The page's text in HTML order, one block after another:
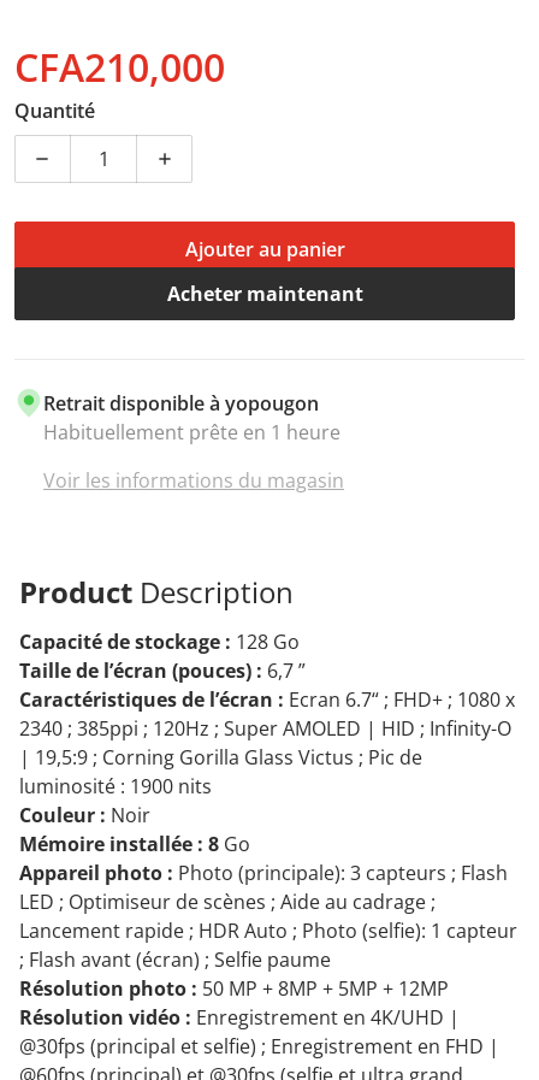
CFA210,000
Quantité
Diminuer la quantité pour Samsung Galaxy A56 –
Augmenter la quantité pour Samsung
Ajouter au panier
Acheter maintenant
Retrait disponible à yopougon
Habituellement prête en 1 heure
Voir les informations du magasin
Product Description
Capacité de stockage : 128 Go
Taille de l’écran (pouces) : 6,7 ”
Caractéristiques de l’écran : Ecran 6.7“ ; FHD+ ; 1080 x
2340 ; 385ppi ; 120Hz ; Super AMOLED | HID ; Infinity-O
| 19,5:9 ; Corning Gorilla Glass Victus ; Pic de
luminosité : 1900 nits
Couleur : Noir
Mémoire installée : 8 Go
Appareil photo : Photo (principale): 3 capteurs ; Flash
LED ; Optimiseur de scènes ; Aide au cadrage ;
Lancement rapide ; HDR Auto ; Photo (selfie): 1 capteur
; Flash avant (écran) ; Selfie paume
Résolution photo : 50 MP + 8MP + 5MP + 12MP
Résolution vidéo : Enregistrement en 4K/UHD |
@30fps (principal et selfie) ; Enregistrement en FHD |